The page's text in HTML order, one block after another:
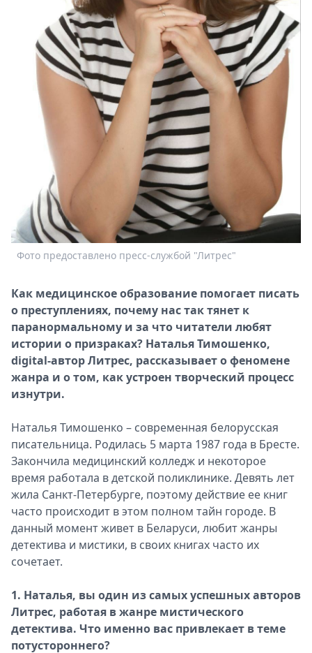
Спецпроекты
Звезды
Выборы
2026
Скачай
Metro
Фото предоставлено пресс-службой "Литрес"
Как медицинское образование помогает писать
о преступлениях, почему нас так тянет к
паранормальному и за что читатели любят
истории о призраках? Наталья Тимошенко,
digital-автор Литрес, рассказывает о феномене
жанра и о том, как устроен творческий процесс
изнутри.
Наталья Тимошенко – современная белорусская
писательница. Родилась 5 марта 1987 года в Бресте.
Закончила медицинский колледж и некоторое
время работала в детской поликлинике. Девять лет
жила Санкт-Петербурге, поэтому действие ее книг
часто происходит в этом полном тайн городе. В
данный момент живет в Беларуси, любит жанры
детектива и мистики, в своих книгах часто их
сочетает.
1. Наталья, вы один из самых успешных авторов
Литрес, работая в жанре мистического
детектива. Что именно вас привлекает в теме
потустороннего?